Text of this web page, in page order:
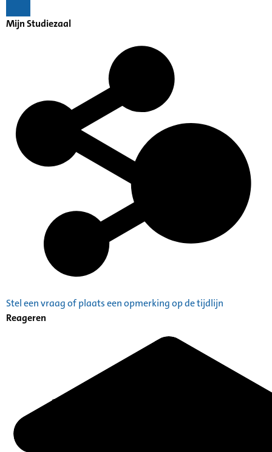
Mijn Studiezaal
Stel een vraag of plaats een opmerking op de tijdlijn
Reageren